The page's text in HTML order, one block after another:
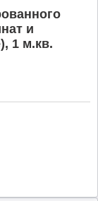
и
1 м.кв.